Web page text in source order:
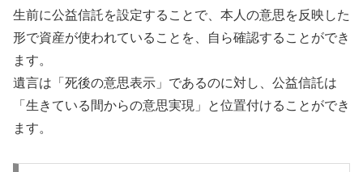
生前に公益信託を設定することで、本人の意思を反映した
形で資産が使われていることを、自ら確認することができ
ます。
遺言は「死後の意思表示」であるのに対し、公益信託は
「生きている間からの意思実現」と位置付けることができ
ます。